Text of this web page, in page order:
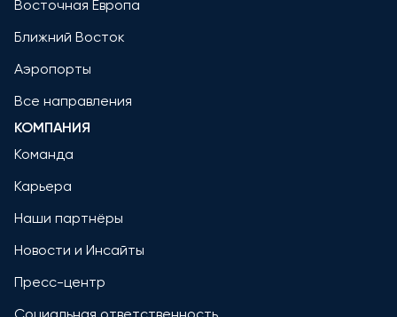
Восточная Европа
Ближний Восток
Аэропорты
Все направления
КОМПАНИЯ
Команда
Карьера
Наши партнёры
Новости и Инсайты
Пресс-центр